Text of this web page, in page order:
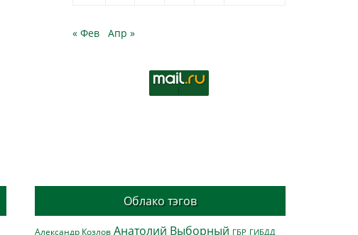
« Фев Апр »
Облако тэгов
Александр Козлов Анатолий Выборный ГБР ГИБДД